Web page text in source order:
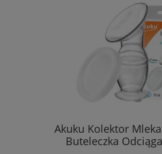
Akuku Kolektor
Buteleczka